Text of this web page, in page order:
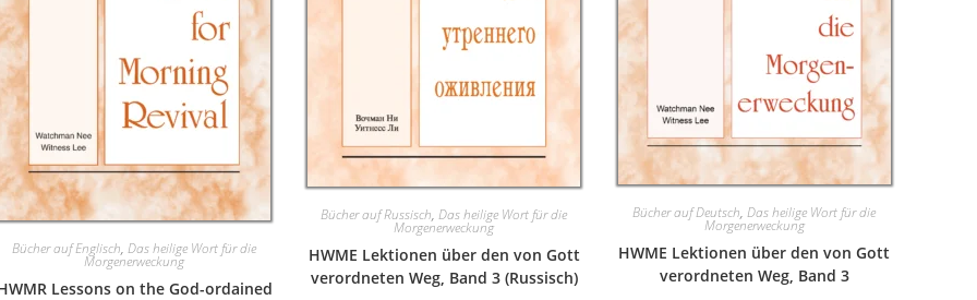
Bücher auf Englisch,Das heilige Wort für die
Morgenerweckung
Lessons on the God-ordained
Bücher auf Russisch,Das heilige Wort für die
Morgenerweckung
HWME Lektionen über den von Gott
verordneten Weg, Band 3 (Russisch)
Bücher auf Deutsch,Das heilige Wort für die
Morgenerweckung
HWME Lektionen über den von Gott
verordneten Weg, Band 3